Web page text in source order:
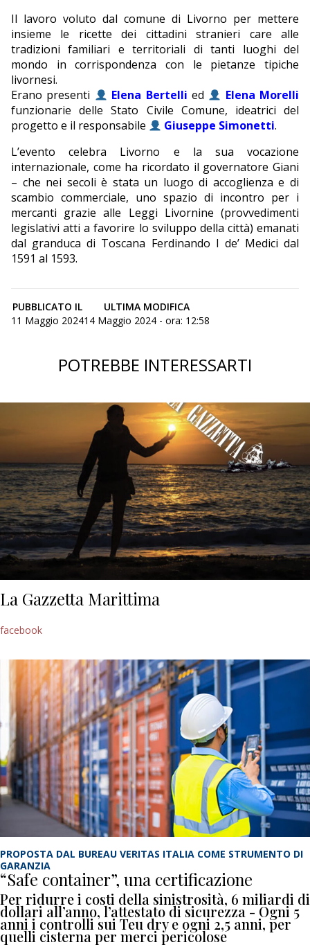
Il lavoro voluto dal comune di Livorno per mettere
insieme le ricette dei cittadini stranieri care alle
tradizioni familiari e territoriali di tanti luoghi del
mondo in corrispondenza con le pietanze tipiche
livornesi.
Erano presenti
Elena Bertelli ed
Elena Morelli
funzionarie delle Stato Civile Comune, ideatrici del
progetto e il responsabile
Giuseppe Simonetti.
L’evento celebra Livorno e la sua vocazione
internazionale, come ha ricordato il governatore Giani
– che nei secoli è stata un luogo di accoglienza e di
scambio commerciale, uno spazio di incontro per i
mercanti grazie alle Leggi Livornine (provvedimenti
legislativi atti a favorire lo sviluppo della città) emanati
dal granduca di Toscana Ferdinando I de’ Medici dal
1591 al 1593.
PUBBLICATO IL
11 Maggio 2024
ULTIMA MODIFICA
14 Maggio 2024 - ora: 12:58
POTREBBE INTERESSARTI
La Gazzetta Marittima
facebook
PROPOSTA DAL BUREAU VERITAS ITALIA COME STRUMENTO DI
GARANZIA
“Safe container”, una certificazione
Per ridurre i costi della sinistrosità, 6 miliardi di
dollari all’anno, l’attestato di sicurezza - Ogni 5
anni i controlli sui Teu dry e ogni 2,5 anni, per
quelli cisterna per merci pericolose